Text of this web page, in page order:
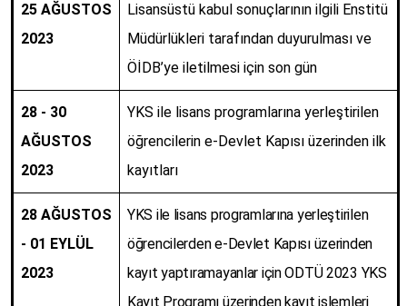
25 AĞUSTOS
2023
Lisansüstü kabul sonuçlarının ilgili Enstitü
Müdürlükleri tarafından duyurulması ve
ÖİDB’ye iletilmesi için son gün
28 - 30
AĞUSTOS
2023
YKS ile lisans programlarına yerleştirilen
öğrencilerin e-Devlet Kapısı üzerinden ilk
kayıtları
28 AĞUSTOS
- 01 EYLÜL
2023
YKS ile lisans programlarına yerleştirilen
öğrencilerden e-Devlet Kapısı üzerinden
kayıt yaptıramayanlar için ODTÜ 2023 YKS
Kayıt Programı üzerinden kayıt işlemleri